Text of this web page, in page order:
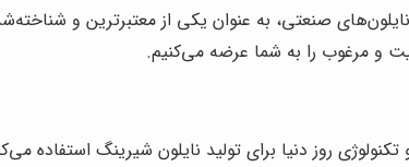
صنعتی، به عنوان یکی از معتبرترین و
و مرغوب را به شما عرضه می‌کنیم.
تکنولوژی روز دنیا برای تولید نایلون شیرینگ استفاده